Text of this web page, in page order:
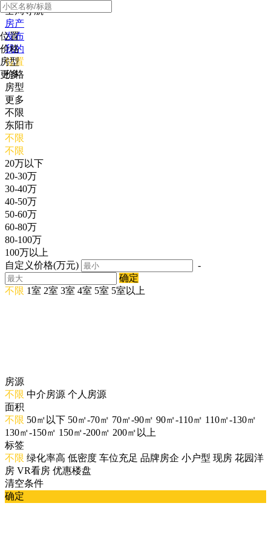
全局导航
房产
发布
我的
位置
价格
房型
更多
位置
价格
房型
更多
不限
东阳市
不限
不限
20万以下
20-30万
30-40万
40-50万
50-60万
60-80万
80-100万
100万以上
自定义价格(万元)
-
确定
不限 1室 2室 3室 4室 5室 5室以上
房源
不限 中介房源 个人房源
面积
不限 50㎡以下 50㎡-70㎡ 70㎡-90㎡ 90㎡-110㎡ 110㎡-130㎡
130㎡-150㎡ 150㎡-200㎡ 200㎡以上
标签
不限 绿化率高 低密度 车位充足 品牌房企 小户型 现房 花园洋
房 VR看房 优惠楼盘
清空条件
确定